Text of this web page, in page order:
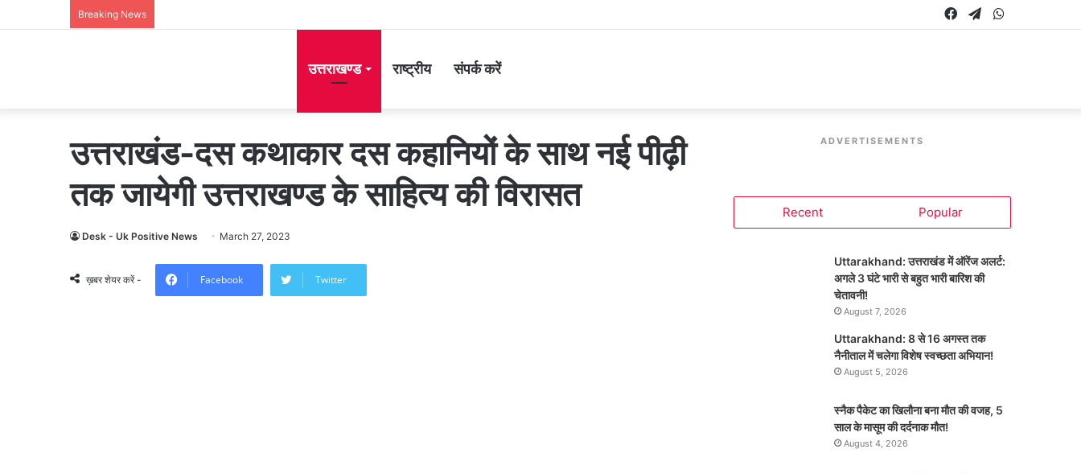
Breaking News Telegram
Facebook
उत्तराखण्ड राष्ट्रीय संपर्क करें
उत्तराखंड-दस कथाकार दस कहानियों के साथ नई पीढ़ी
तक जायेगी उत्तराखण्ड के साहित्य की विरासत
Desk - Uk Positive News March 27, 2023
ख़बर शेयर करें - Facebook Twitter
ADVERTISEMENTS
Recent Popular
Uttarakhand: उत्तराखंड में ऑरेंज अलर्ट:
अगले 3 घंटे भारी से बहुत भारी बारिश की
चेतावनी!
August 7, 2026
Uttarakhand: 8 से 16 अगस्त तक
नैनीताल में चलेगा विशेष स्वच्छता अभियान!
August 5, 2026
स्नैक पैकेट का खिलौना बना मौत की वजह, 5
साल के मासूम की दर्दनाक मौत!
August 4, 2026